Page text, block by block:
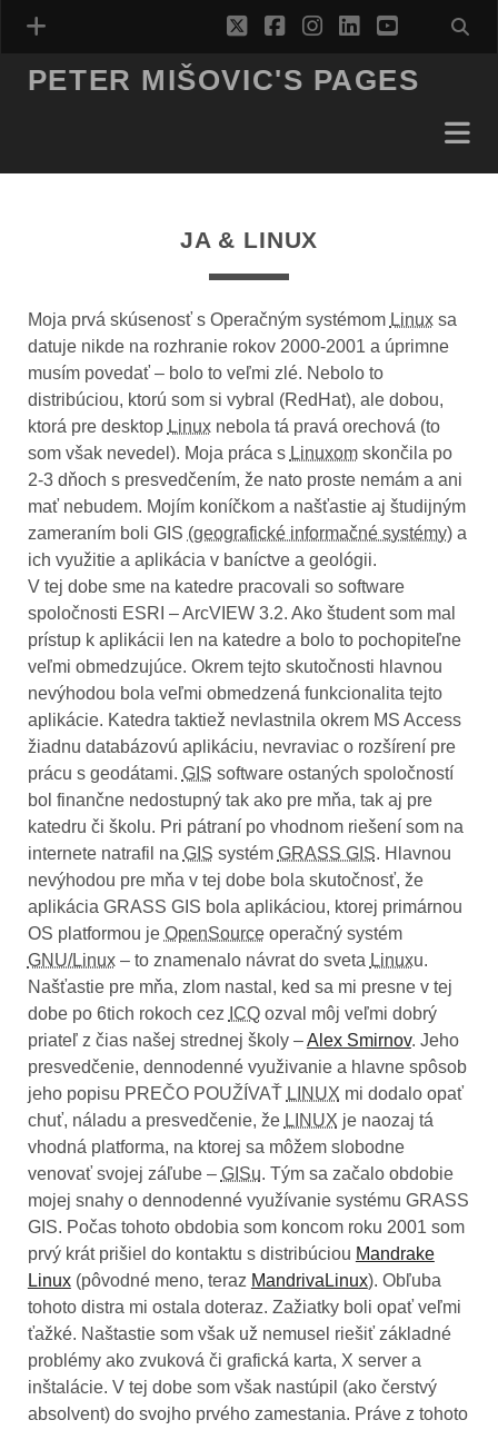
twitterfacebook
instagram
linkedinyoutube
PETER MIŠOVIC'S PAGES
JA & LINUX
Moja prvá skúsenosť s Operačným systémom Linuxsa
datuje nikde na rozhranie rokov 2000-2001 a úprimne
musím povedať – bolo to veľmi zlé. Nebolo to
distribúciou, ktorú som si vybral (RedHat), ale dobou,
ktorá pre desktop Linuxnebola tá pravá orechová (to
som však nevedel). Moja práca s Linuxomskončila po
2-3 dňoch s presvedčením, že nato proste nemám a ani
mať nebudem. Mojím koníčkom a našťastie aj študijným
zameraním boli GIS (geografické informačné systémy)a
ich využitie a aplikácia v baníctve a geológii.
V tej dobe sme na katedre pracovali so software
spoločnosti ESRI – ArcVIEW 3.2. Ako študent som mal
prístup k aplikácii len na katedre a bolo to pochopiteľne
veľmi obmedzujúce. Okrem tejto skutočnosti hlavnou
nevýhodou bola veľmi obmedzená funkcionalita tejto
aplikácie. Katedra taktiež nevlastnila okrem MS Access
žiadnu databázovú aplikáciu, nevraviac o rozšírení pre
prácu s geodátami. GIS software ostaných spoločností
bol finančne nedostupný tak ako pre mňa, tak aj pre
katedru či školu. Pri pátraní po vhodnom riešení som na
internete natrafil na GIS systém GRASS GIS. Hlavnou
nevýhodou pre mňa v tej dobe bola skutočnosť, že
aplikácia GRASS GIS bola aplikáciou, ktorej primárnou
OS platformou je OpenSourceoperačný systém
GNU/Linux– to znamenalo návrat do sveta Linuxu.
Našťastie pre mňa, zlom nastal, ked sa mi presne v tej
dobe po 6tich rokoch cez ICQozval môj veľmi dobrý
priateľ z čias našej strednej školy –Alex Smirnov. Jeho
presvedčenie, dennodenné využivanie a hlavne spôsob
jeho popisu PREČO POUŽÍVAŤ LINUX mi dodalo opať
chuť, náladu a presvedčenie, že LINUX je naozaj tá
vhodná platforma, na ktorej sa môžem slobodne
venovať svojej záľube – GISu. Tým sa začalo obdobie
mojej snahy o dennodenné využívanie systému GRASS
GIS. Počas tohoto obdobia som koncom roku 2001 som
prvý krát prišiel do kontaktu s distribúciou Mandrake
Linux(pôvodné meno, teraz MandrivaLinux). Obľuba
tohoto distra mi ostala doteraz. Zažiatky boli opať veľmi
ťažké. Naštastie som však už nemusel riešiť základné
problémy ako zvuková či grafická karta, X server a
inštalácie. V tej dobe som však nastúpil (ako čerstvý
absolvent) do svojho prvého zamestania. Práve z tohoto